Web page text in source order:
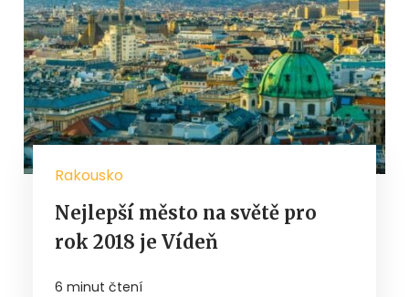
Rakousko
Nejlepší město na světě pro
rok 2018 je Vídeň
6 minut čtení